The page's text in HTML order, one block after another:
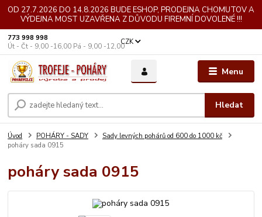
OD 27.7.2026 DO 14.8.2026 BUDE ESHOP, PRODEJNA CHOMUTOV A
VÝDEJNA MOST UZAVŘENA Z DŮVODU FIREMNÍ DOVOLENÉ !!!
Menu
CZK
Hledat
773 998 998
Út - Čt - 9,00 -16,00 Pá - 9,00 -12,00
Úvod POHÁRY - SADY
Sady levných pohárů od 600 do 1000 kč
poháry sada 0915
poháry sada 0915